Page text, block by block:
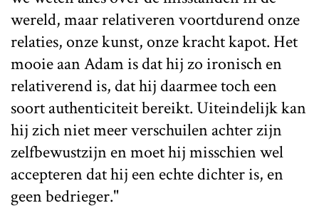
wereld, maar relativeren voortdurend onze
relaties, onze kunst, onze kracht kapot. Het
mooie aan Adam is dat hij zo ironisch en
relativerend is, dat hij daarmee toch een
soort authenticiteit bereikt. Uiteindelijk kan
hij zich niet meer verschuilen achter zijn
zelfbewustzijn en moet hij misschien wel
accepteren dat hij een echte dichter is, en
geen bedrieger."